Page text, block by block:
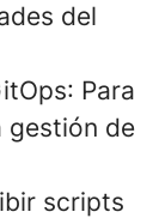
del
: Para
gestión de
scripts